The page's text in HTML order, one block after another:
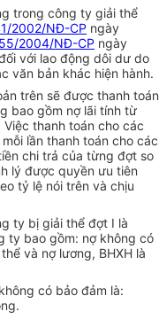
trong công ty giải thể
2002/NĐ-CP ngày
2004/NĐ-CP ngày
với lao động dôi dư do
văn bản khác hiện hành.
trên sẽ được thanh toán
bao gồm nợ lãi tính từ
thanh toán cho các
lần thanh toán cho các
chi trả của từng đợt so
lý được quyền ưu tiên
tỷ lệ nói trên và chịu
ty bị giải thể đợt I là
ty bao gồm: nợ không có
và nợ lương, BHXH là
có bảo đảm là: